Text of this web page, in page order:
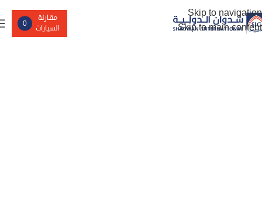
Skip to navigation
Skip to main content
مقارنة
السيارات
0